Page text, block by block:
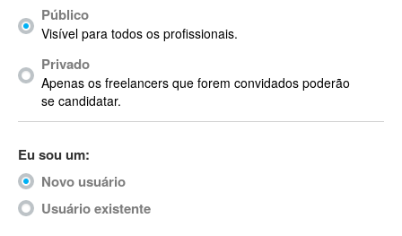
ACPI
Acrobat
Acrobat X
Acronis
ACT
Actimize
ActionScript
ActionScript 3
Público
Visível para todos os profissionais.
Privado
Apenas os freelancers que forem convidados poderão
se candidatar.
Eu sou um:
Novo usuário
Usuário existente